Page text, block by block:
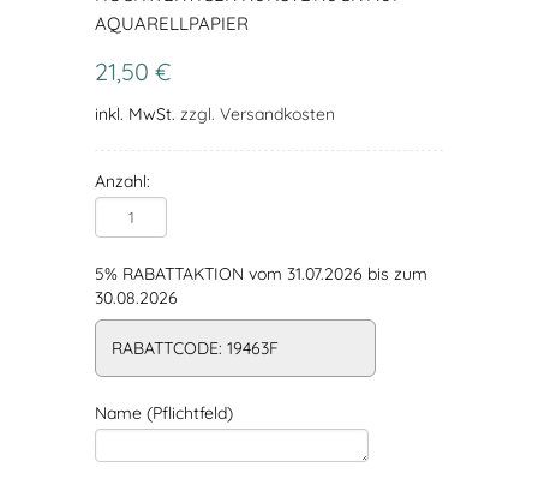
AQUARELLPAPIER
21,50 €
inkl. MwSt. zzgl. Versandkosten
Anzahl:
5% RABATTAKTION vom 31.07.2026 bis zum
30.08.2026
RABATTCODE: 19463F
Name (Pflichtfeld)